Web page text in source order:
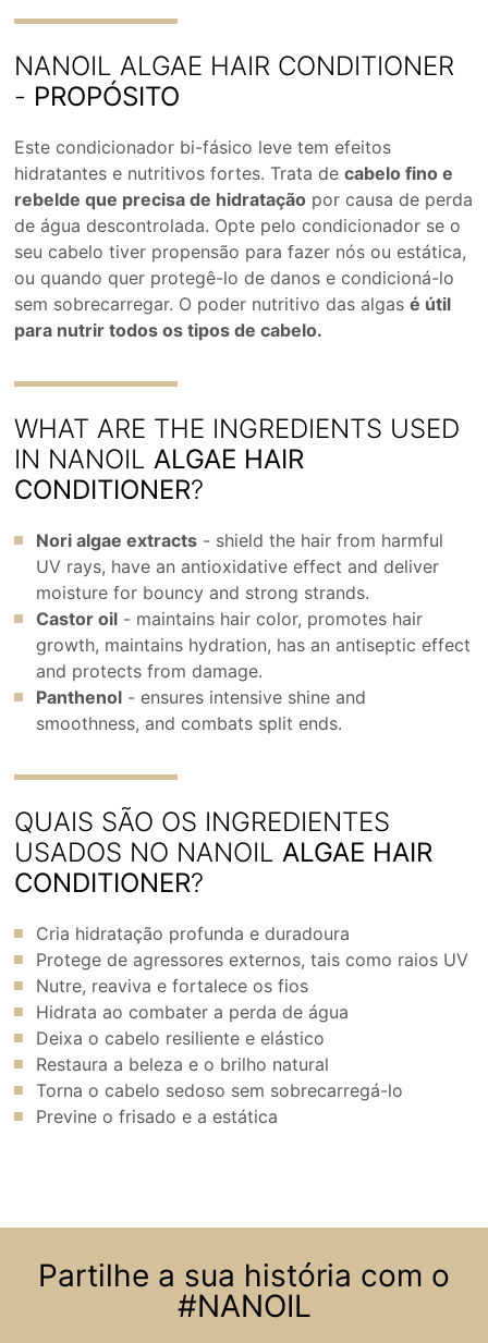
NANOIL ALGAE HAIR CONDITIONER
- PROPÓSITO
Este condicionador bi-fásico leve tem efeitos
hidratantes e nutritivos fortes. Trata decabelo fino e
rebelde que precisa de hidratação por causa de perda
de água descontrolada. Opte pelo condicionador se o
seu cabelo tiver propensão para fazer nós ou estática,
ou quando quer protegê-lo de danos e condicioná-lo
sem sobrecarregar. O poder nutritivo das algasé útil
para nutrir todos os tipos de cabelo.
WHAT ARE THE INGREDIENTS USED
IN NANOILALGAE HAIR
CONDITIONER?
Nori algae extracts - shield the hair from harmful
UV rays, have an antioxidative effect and deliver
moisture for bouncy and strong strands.
Castor oil - maintains hair color, promotes hair
growth, maintains hydration, has an antiseptic effect
and protects from damage.
Panthenol - ensures intensive shine and
smoothness, and combats split ends.
QUAIS SÃO OS INGREDIENTES
USADOS NO NANOILALGAE HAIR
CONDITIONER?
Cria hidratação profunda e duradoura
Protege de agressores externos, tais como raios UV
Nutre, reaviva e fortalece os fios
Hidrata ao combater a perda de água
Deixa o cabelo resiliente e elástico
Restaura a beleza e o brilho natural
Torna o cabelo sedoso sem sobrecarregá-lo
Previne o frisado e a estática
Partilhe a sua história com o
#NANOIL